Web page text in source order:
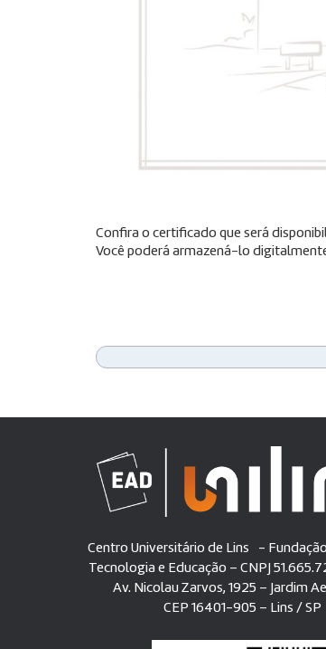
Confira o certificado que será
Você poderá armazená-lo
Centro Universitário de Lins -
Tecnologia e Educação – CNPJ
Av. Nicolau Zarvos, 1925 – Jardim
CEP 16401-905 – Lins / SP